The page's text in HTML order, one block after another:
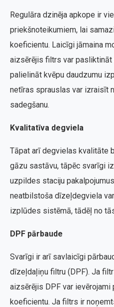
Regulāra dzinēja apkope ir
priekšnoteikumiem, lai
koeficientu. Laicīgi jāmaina
aizsērējis filtrs var
palielināt kvēpu daudzumu
netīras sprauslas var izraisīt
sadegšanu.
Kvalitatīva degviela
Tāpat arī degvielas kvalitāte
gāzu sastāvu, tāpēc svarīgi
uzpildes staciju
neatbilstoša dīzeļdegviela
izplūdes sistēmā, tādēļ no
DPF pārbaude
Svarīgi ir arī savlaicīgi
dīzeļdaļiņu filtru (DPF). Ja
aizsērējis DPF var
koeficientu. Ja filtrs ir